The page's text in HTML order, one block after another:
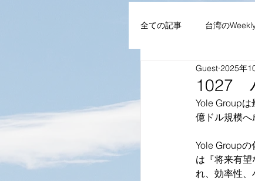
全ての記事 台湾の
AIoT・通信機器・ネッ
企業・組織
1027
Guest 2025年
Yole Group
億ドル規模
Yole Group
は『将来有
れ、効率性